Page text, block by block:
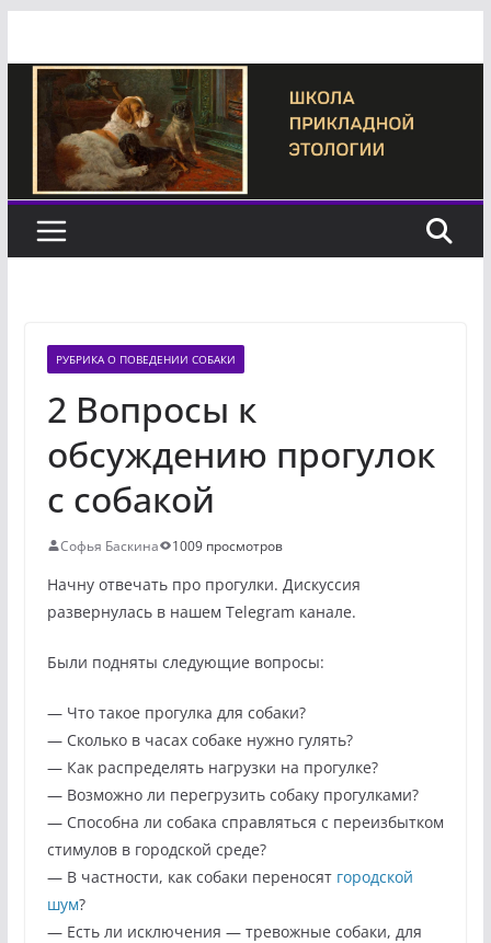
содержимому
РУБРИКА О ПОВЕДЕНИИ СОБАКИ
2 Вопросы к
обсуждению прогулок
с собакой
Софья Баскина 1009 просмотров
Начну отвечать про прогулки. Дискуссия
развернулась в нашем Telegram канале.
Были подняты следующие вопросы:
— Что такое прогулка для собаки?
— Сколько в часах собаке нужно гулять?
— Как распределять нагрузки на прогулке?
— Возможно ли перегрузить собаку прогулками?
— Способна ли собака справляться с переизбытком
стимулов в городской среде?
— В частности, как собаки переносят городской
шум?
— Есть ли исключения — тревожные собаки, для